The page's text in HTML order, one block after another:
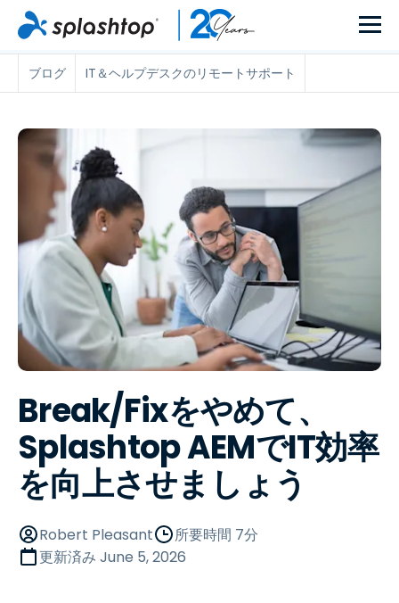
ブログ IT＆ヘルプデスクのリモートサポート
Break/Fixをやめて、
Splashtop AEMでIT効率
を向上させましょう
Robert Pleasant
所要時間 7分
更新済み June 5, 2026